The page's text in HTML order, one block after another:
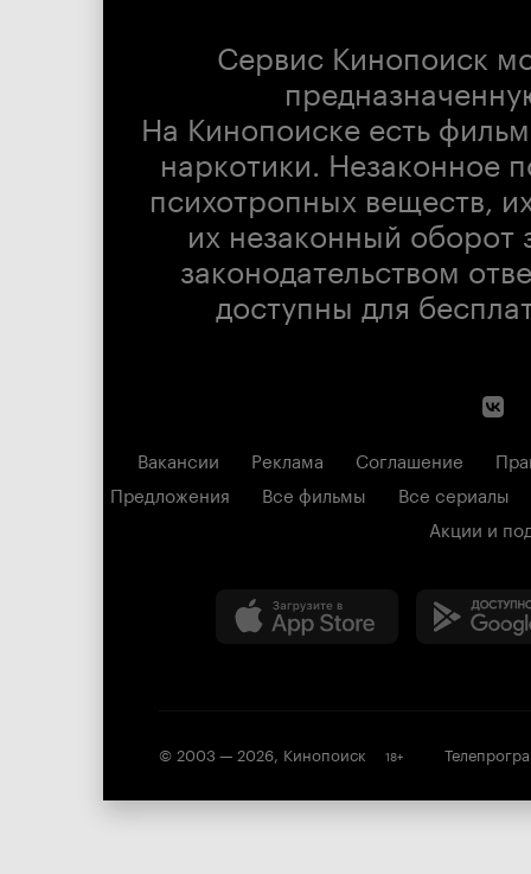
Сервис Кинопоиск
На Кинопоиске есть
наркотики. Незаконное
психотропных веществ,
их незаконный оборот
законодательством
доступны для
Вакансии Реклама Соглашение
Предложения
Все фильмы
Все сериалы
Акции и
© 2003 — 2026, Кинопоиск 18+